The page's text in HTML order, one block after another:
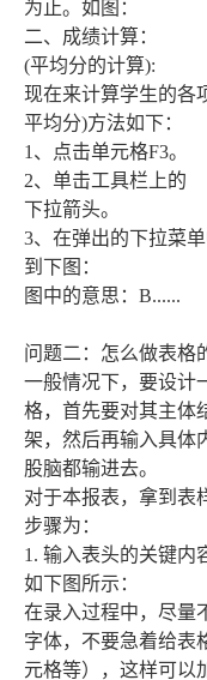
为止。如图：
二、成绩计算：
(平均分的计算):
现在来计算学生的各
平均分)方法如下：
1、点击单元格F3。
2、单击工具栏上的
下拉箭头。
3、在弹出的下拉菜
到下图：
图中的意思：B......
问题二：怎么做表格
一般情况下，要设计
格，首先要对其主体
架，然后再输入具体
股脑都输进去。
对于本报表，拿到表
步骤为：
1. 输入表头的关键内
如下图所示：
在录入过程中，尽量
字体，不要急着给表
元格等），这样可以